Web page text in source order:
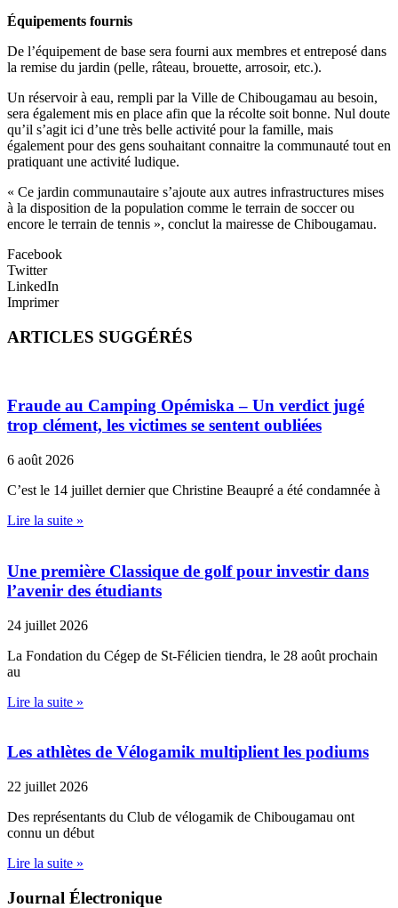
Équipements fournis
De l’équipement de base sera fourni aux membres et entreposé dans
la remise du jardin (pelle, râteau, brouette, arrosoir, etc.).
Un réservoir à eau, rempli par la Ville de Chibougamau au besoin,
sera également mis en place afin que la récolte soit bonne. Nul doute
qu’il s’agit ici d’une très belle activité pour la famille, mais
également pour des gens souhaitant connaitre la communauté tout en
pratiquant une activité ludique.
« Ce jardin communautaire s’ajoute aux autres infrastructures mises
à la disposition de la population comme le terrain de soccer ou
encore le terrain de tennis », conclut la mairesse de Chibougamau.
Facebook
Twitter
LinkedIn
Imprimer
ARTICLES SUGGÉRÉS
Fraude au Camping Opémiska – Un verdict jugé
trop clément, les victimes se sentent oubliées
6 août 2026
C’est le 14 juillet dernier que Christine Beaupré a été condamnée à
Lire la suite »
Une première Classique de golf pour investir dans
l’avenir des étudiants
24 juillet 2026
La Fondation du Cégep de St-Félicien tiendra, le 28 août prochain
au
Lire la suite »
Les athlètes de Vélogamik multiplient les podiums
22 juillet 2026
Des représentants du Club de vélogamik de Chibougamau ont
connu un début
Lire la suite »
Journal Électronique